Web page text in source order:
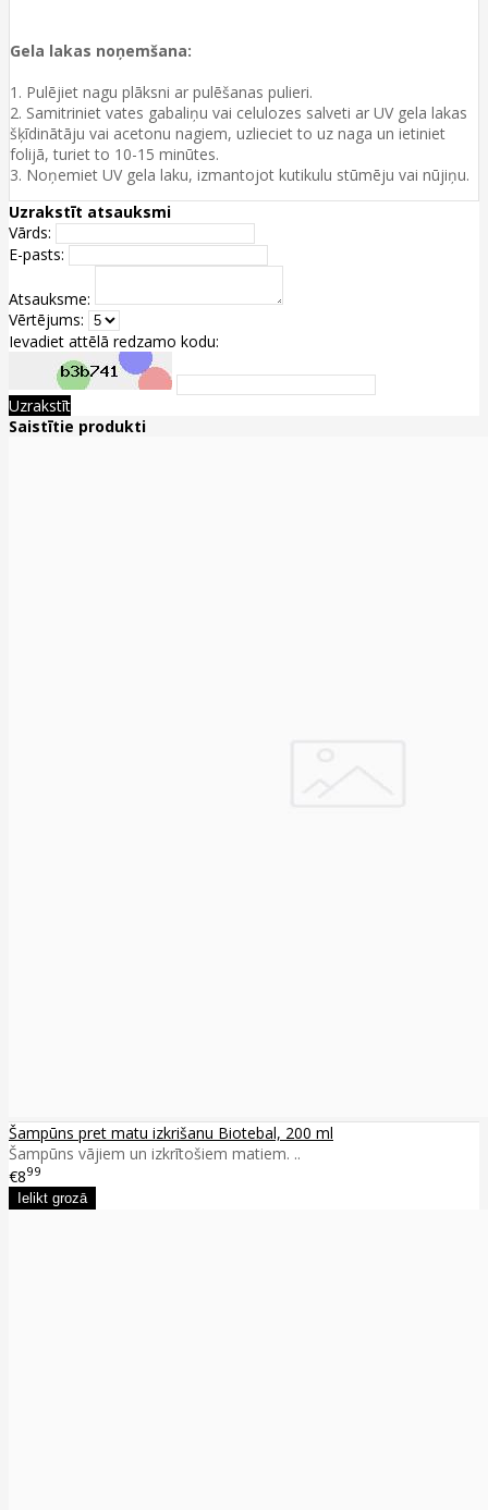
Gela lakas noņemšana:
1. Pulējiet nagu plāksni ar pulēšanas pulieri.
2. Samitriniet vates gabaliņu vai celulozes salveti ar UV gela lakas
šķīdinātāju vai acetonu nagiem, uzlieciet to uz naga un ietiniet
folijā, turiet to 10-15 minūtes.
3. Noņemiet UV gela laku, izmantojot kutikulu stūmēju vai nūjiņu.
Uzrakstīt atsauksmi
Vārds:
E-pasts:
Atsauksme:
Vērtējums:
Ievadiet attēlā redzamo kodu:
Uzrakstīt
Saistītie produkti
Šampūns pret matu izkrišanu Biotebal, 200 ml
Šampūns vājiem un izkrītošiem matiem. ..
€899